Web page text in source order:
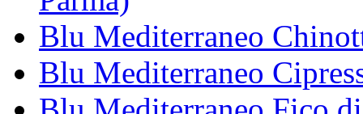
Blu Mediterraneo
Blu Mediterraneo